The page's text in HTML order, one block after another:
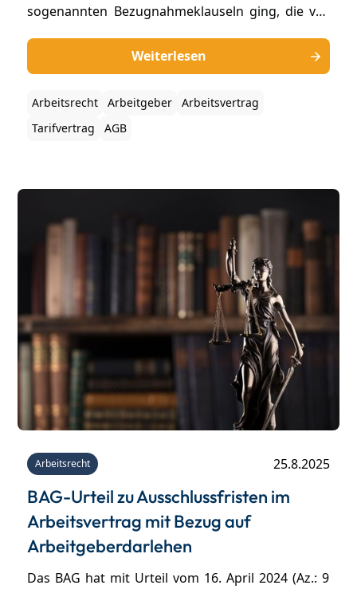
sogenannten Bezugnahmeklauseln ging, die vor
worden sind. Eine Bezugnahmeklausel im
Arbeitsvertrag regelt, inwiefern Änderungen im
Tarifvertrag auf das Arbeitsverhältnis
automatisch angewendet werden.
Weiterlesen
Arbeitsrecht Arbeitgeber
Arbeitsvertrag
Tarifvertrag
AGB
Arbeitsrecht 25.8.2025
BAG-Urteil zu Ausschlussfristen im
Arbeitsvertrag mit Bezug auf
Arbeitgeberdarlehen
Das BAG hat mit Urteil vom 16. April 2024 (Az.: 9